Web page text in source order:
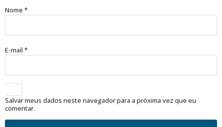
Nome *
E-mail *
Salvar meus dados neste navegador para a próxima vez que eu
comentar.